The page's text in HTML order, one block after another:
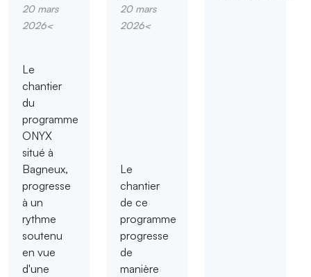
20 mars
2026<
Le
chantier
du
programme
ONYX
situé à
Bagneux,
progresse
à un
rythme
soutenu
en vue
d'une
20 mars
2026<
Le
chantier
de ce
programme
progresse
de
manière